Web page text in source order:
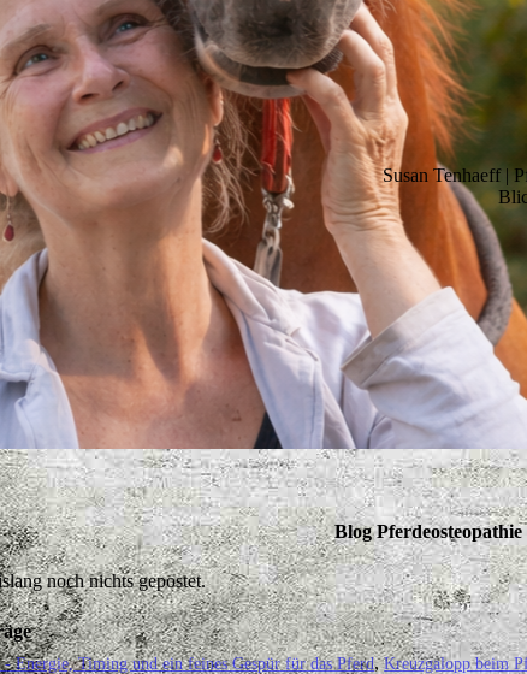
Susan Tenhaeff |
Blog
noch nichts gepostet.
- Energie, Timing und ein feines Gespür für das Pferd Kreuzgalopp beim